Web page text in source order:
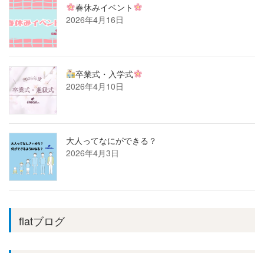
春休みイベント
2026年4月16日
卒業式・入学式
2026年4月10日
大人ってなにができる？
2026年4月3日
flatブログ